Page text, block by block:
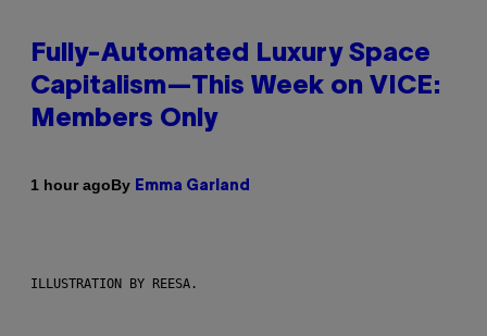
Fully-Automated Luxury Space
Capitalism—This Week on VICE:
Members Only
1 hour agoBy Emma Garland
ILLUSTRATION BY REESA.